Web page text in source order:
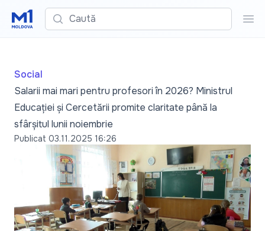
Caută
Social
Salarii mai mari pentru profesori în 2026? Ministrul
Educației și Cercetării promite claritate până la
sfârșitul lunii noiembrie
Publicat 03.11.2025 16:26